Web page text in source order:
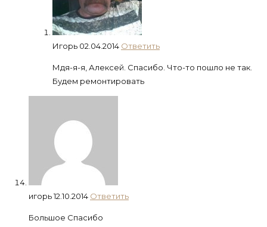
Игорь 02.04.2014 Ответить
Мдя-я-я, Алексей. Спасибо. Что-то пошло не так.
Будем ремонтировать
игорь12.10.2014 Ответить
Большое Спасибо